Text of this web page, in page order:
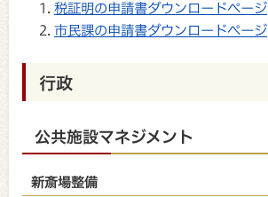
税証明の申請書ダウンロードページ
市民課の申請書ダウンロードページ
行政
公共施設マネジメント
新斎場整備